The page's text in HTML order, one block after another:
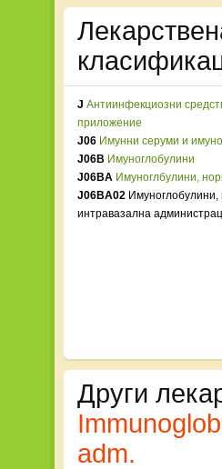
J Антиинфекциозни
приложение
J06 Имунни серуми и
J06B Имуноглобулини
J06BA Имуноглбулини,
J06BA02
интравазална
Други
adm.